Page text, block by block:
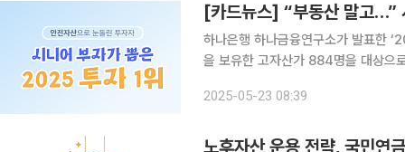
[카드뉴스] “부동산 말고…”
하나은행 하나금융연구소가 발표한
을 보유한 고자산가 884명을 대상으
향으로 이동하고 있으며, 이에 따라 가
2025-05-23 08:39
노후자산 운용 전략, 국민연